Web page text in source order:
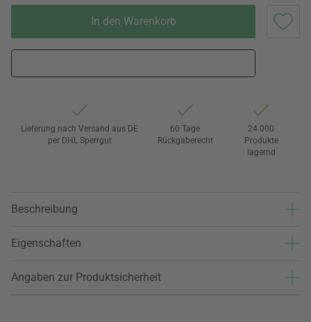
In den Warenkorb
Lieferung nach Versand aus DE
per DHL Sperrgut
60 Tage
Rückgaberecht
24.000
Produkte
lagernd
Beschreibung
Eigenschaften
Angaben zur Produktsicherheit